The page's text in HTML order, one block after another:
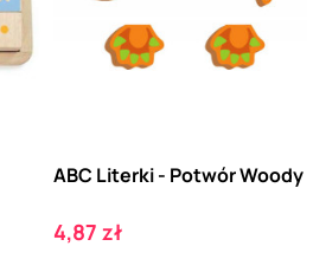
ABC Literki - Potwór Woody
Cena
4,87 zł